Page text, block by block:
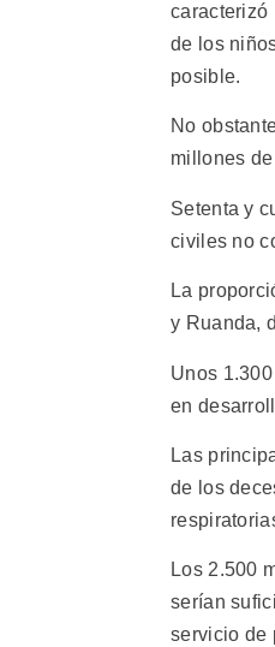
caracterizó
de los
posible.
No
millones
Setenta y
civiles no
La
y Ruanda,
Unos
en
Las
de los
Los 2.500
serían
servicio de